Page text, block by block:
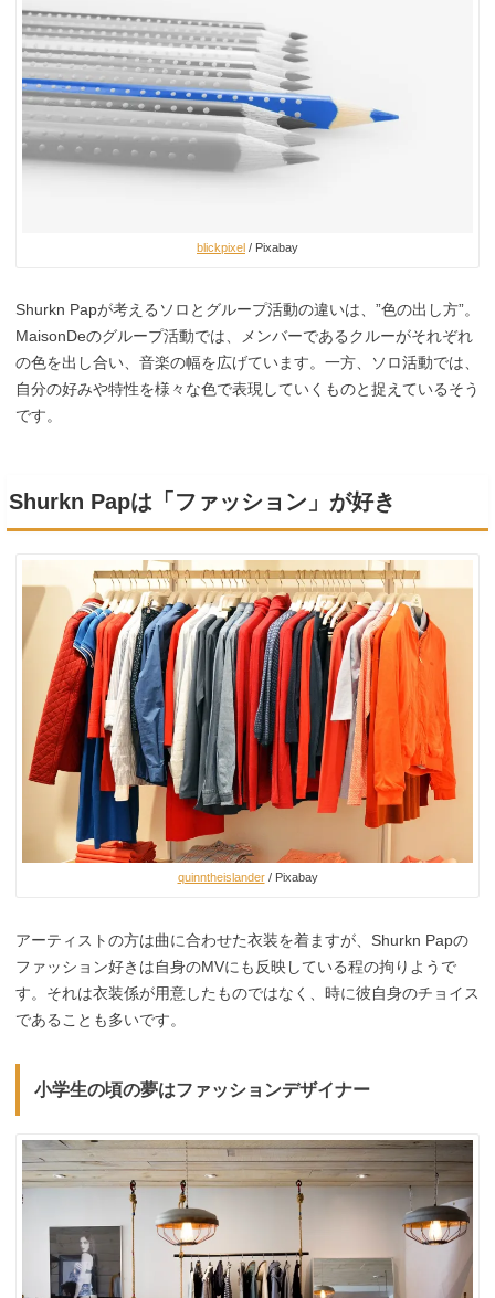
blickpixel / Pixabay
Shurkn Papが考えるソロとグループ活動の違いは、”色の出し方”。
MaisonDeのグループ活動では、メンバーであるクルーがそれぞれ
の色を出し合い、音楽の幅を広げています。一方、ソロ活動では、
自分の好みや特性を様々な色で表現していくものと捉えているそう
です。
Shurkn Papは「ファッション」が好き
quinntheislander/ Pixabay
アーティストの方は曲に合わせた衣装を着ますが、Shurkn Papの
ファッション好きは自身のMVにも反映している程の拘りようで
す。それは衣装係が用意したものではなく、時に彼自身のチョイス
であることも多いです。
小学生の頃の夢はファッションデザイナー